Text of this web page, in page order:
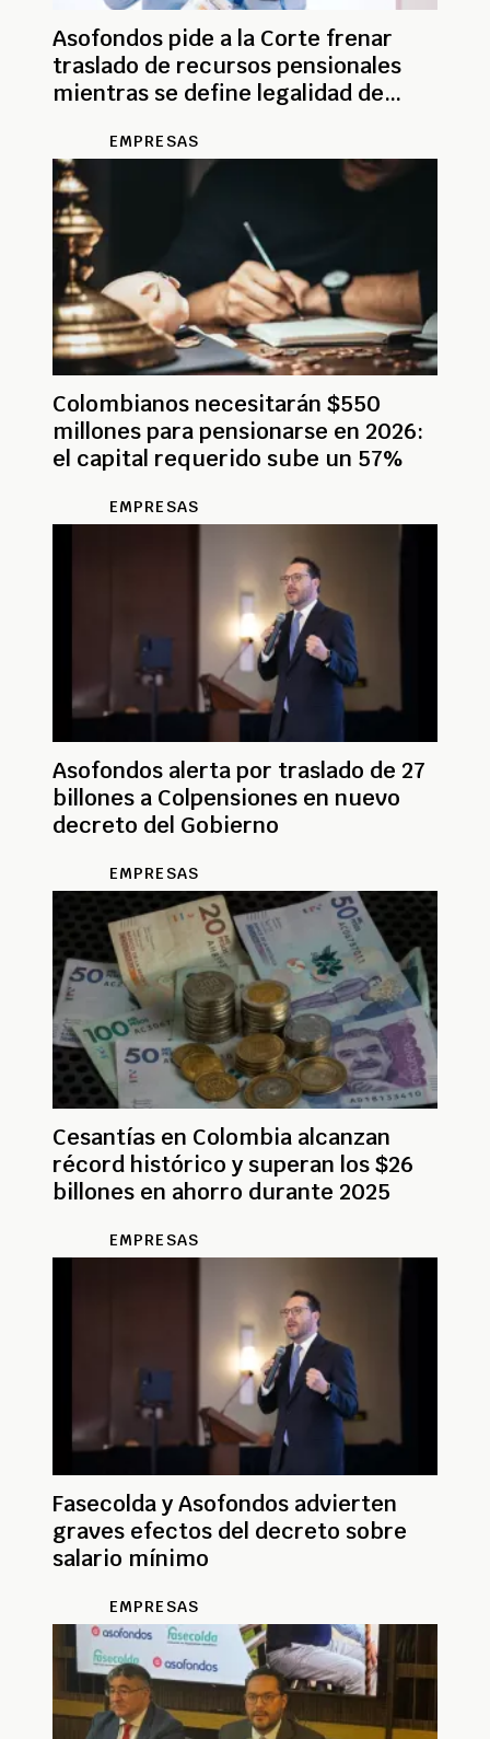
Asofondos pide a la Corte frenar
traslado de recursos pensionales
mientras se define legalidad de
EMPRESAS
Colombianos necesitarán $550
millones para pensionarse en 2026:
el capital requerido sube un 57%
EMPRESAS
Asofondos alerta por traslado de 27
billones a Colpensiones en nuevo
decreto del Gobierno
EMPRESAS
Cesantías en Colombia alcanzan
récord histórico y superan los $26
billones en ahorro durante 2025
EMPRESAS
Fasecolda y Asofondos advierten
graves efectos del decreto sobre
salario mínimo
EMPRESAS